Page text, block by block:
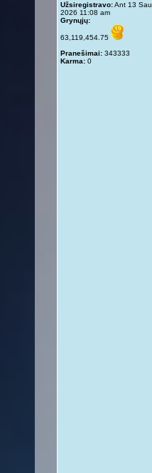
Užsiregistravo:Ant 13 Sau,
2026 11:08 am
Grynųjų:
63,119,454.75
Pranešimai: 343333
Karma: 0